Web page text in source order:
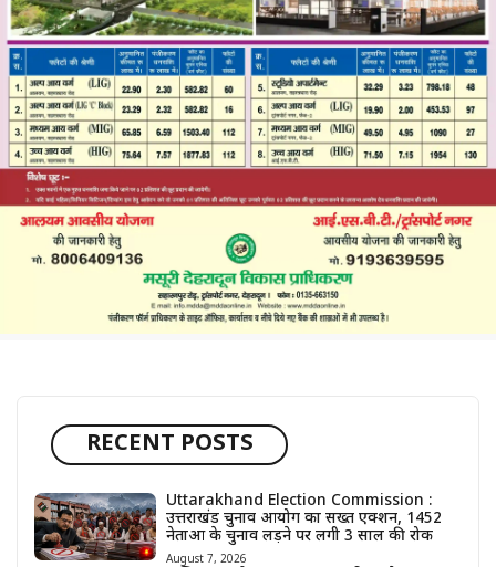
RECENT POSTS
Uttarakhand Election Commission :
उत्तराखंड चुनाव आयोग का सख्त एक्शन, 1452
नेताओं के चुनाव लड़ने पर लगी 3 साल की रोक
August 7, 2026